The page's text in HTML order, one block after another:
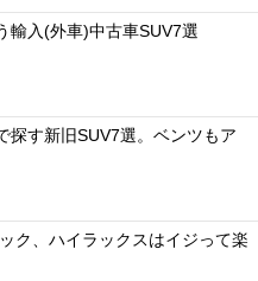
輸入(外車)中古車SUV7選
探す新旧SUV7選。ベンツもア
ク、ハイラックスはイジって楽